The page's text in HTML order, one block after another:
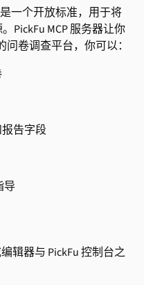
一个开放标准，用于将
PickFu MCP 服务器让你
问卷调查平台，你可以：
告字段
导
辑器与 PickFu 控制台之